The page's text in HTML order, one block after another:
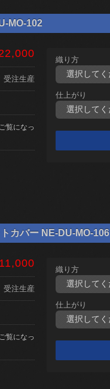
MO-102
受注生産
覧になっ
織り方
仕上がり
カバー NE-DU-MO-106
受注生産
覧になっ
織り方
仕上がり